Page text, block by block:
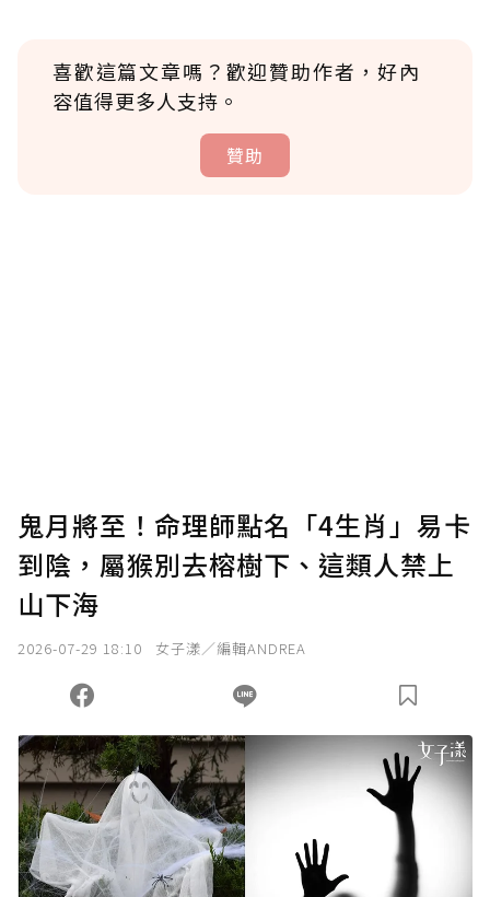
喜歡這篇文章嗎？歡迎贊助作者，好內
容值得更多人支持。
贊助
確認送出
您當前剩餘 U 利點數：0點；前往 購買點數
鬼月將至！命理師點名「4生肖」易卡
到陰，屬猴別去榕樹下、這類人禁上
山下海
2026-07-29 18:10 女子漾／編輯ANDREA